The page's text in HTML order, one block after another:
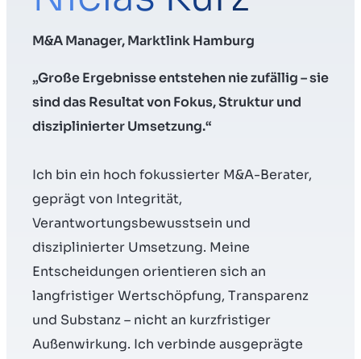
Menu
Verkaufsvorbereitung
Unternehmen verkaufen
Unternehmen kaufen
Insights
M&A Manager, Marktlink Hamburg
„Große Ergebnisse entstehen nie zufällig – sie
sind das Resultat von Fokus, Struktur und
disziplinierter Umsetzung.“
Ich bin ein hoch fokussierter M&A-Berater,
geprägt von Integrität,
Verantwortungsbewusstsein und
disziplinierter Umsetzung. Meine
Entscheidungen orientieren sich an
langfristiger Wertschöpfung, Transparenz
und Substanz – nicht an kurzfristiger
Außenwirkung. Ich verbinde ausgeprägte